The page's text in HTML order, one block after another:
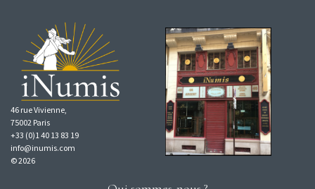
46 rue Vivienne,
75002 Paris
+33 (0)1 40 13 83 19
info@inumis.com
© 2026